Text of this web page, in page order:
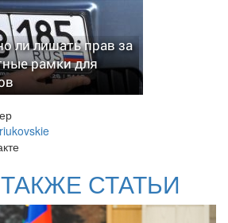
ли лишать прав за
рамки для
СТАТЬИ